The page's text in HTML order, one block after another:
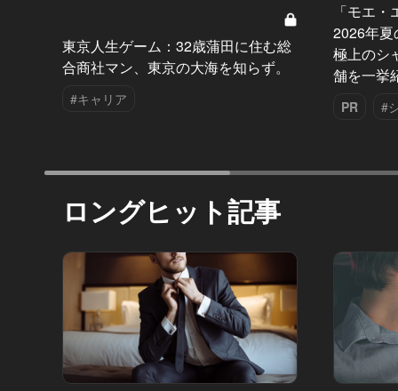
東京人生ゲーム：32歳蒲田に住む総
合商社マン、東京の大海を知らず。
#キャリア
「モエ
2026年夏
極上のシ
舗を一挙
PR #
ロングヒット記事